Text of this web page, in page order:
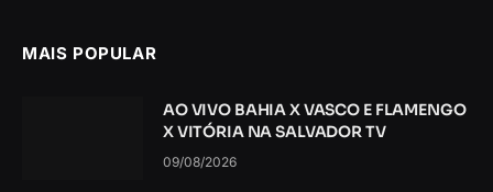
MAIS POPULAR
AO VIVO BAHIA X VASCO E FLAMENGO
X VITÓRIA NA SALVADOR TV
09/08/2026